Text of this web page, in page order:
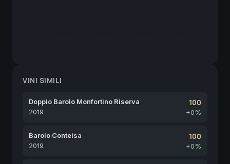
VINI SIMILI
Doppio Barolo Monfortino Riserva
2019
100
+0%
Barolo Conteisa
2019
100
+0%